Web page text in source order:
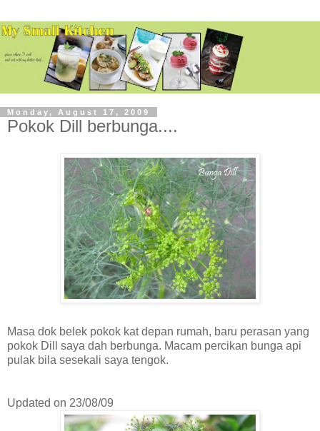
Monday, August 17, 2009
Pokok Dill berbunga....
Masa dok belek pokok kat depan rumah, baru perasan yang
pokok Dill saya dah berbunga. Macam percikan bunga api
pulak bila sesekali saya tengok.
Updated on 23/08/09